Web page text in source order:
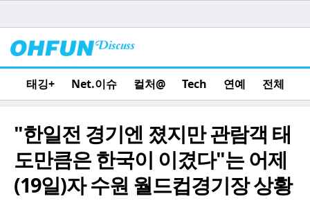
태깅+ Net.이슈 컬처@ Tech 연예 전체
"한일전 경기엔 졌지만 관람객 태
도만큼은 한국이 이겼다"는 어제
(19일)자 수원 월드컵경기장 상황